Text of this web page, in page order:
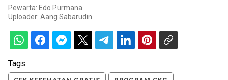
Pewarta: Edo Purmana
Uploader: Aang Sabarudin
Tags: